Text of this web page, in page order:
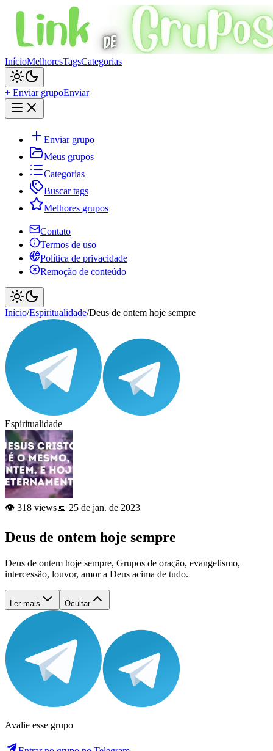
InícioMelhoresTagsCategorias
+ Enviar grupoEnviar
Enviar grupo
Meus grupos
Categorias
Buscar tags
Melhores grupos
Contato
Termos de uso
Política de privacidade
Remoção de conteúdo
Início/Espiritualidade/Deus de ontem hoje sempre
Espiritualidade
👁️ 318 views📅 25 de jan. de 2023
Deus de ontem hoje sempre
Deus de ontem hoje sempre, Grupos de oração, evangelismo,
intercessão, louvor, amor a Deus acima de tudo.
Ler mais Ocultar
Avalie esse grupo